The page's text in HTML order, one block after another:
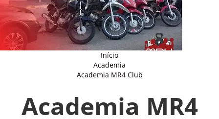
Início
Academia
Academia MR4 Club
Academia MR4